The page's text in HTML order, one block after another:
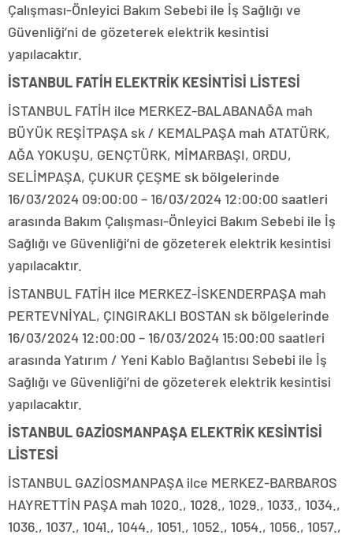
Çalışması-Önleyici Bakım Sebebi ile İş Sağlığı ve
Güvenliği’ni de gözeterek elektrik kesintisi
yapılacaktır.
İSTANBUL FATİH ELEKTRİK KESİNTİSİ LİSTESİ
İSTANBUL FATİH ilce MERKEZ-BALABANAĞA mah
BÜYÜK REŞİTPAŞA sk / KEMALPAŞA mah ATATÜRK,
AĞA YOKUŞU, GENÇTÜRK, MİMARBAŞI, ORDU,
SELİMPAŞA, ÇUKUR ÇEŞME sk bölgelerinde
16/03/2024 09:00:00 – 16/03/2024 12:00:00 saatleri
arasında Bakım Çalışması-Önleyici Bakım Sebebi ile İş
Sağlığı ve Güvenliği’ni de gözeterek elektrik kesintisi
yapılacaktır.
İSTANBUL FATİH ilce MERKEZ-İSKENDERPAŞA mah
PERTEVNİYAL, ÇINGIRAKLI BOSTAN sk bölgelerinde
16/03/2024 12:00:00 – 16/03/2024 15:00:00 saatleri
arasında Yatırım / Yeni Kablo Bağlantısı Sebebi ile İş
Sağlığı ve Güvenliği’ni de gözeterek elektrik kesintisi
yapılacaktır.
İSTANBUL GAZİOSMANPAŞA ELEKTRİK KESİNTİSİ
LİSTESİ
İSTANBUL GAZİOSMANPAŞA ilce MERKEZ-BARBAROS
HAYRETTİN PAŞA mah 1020., 1028., 1029., 1033., 1034.,
1036., 1037., 1041., 1044., 1051., 1052., 1054., 1056., 1057.,